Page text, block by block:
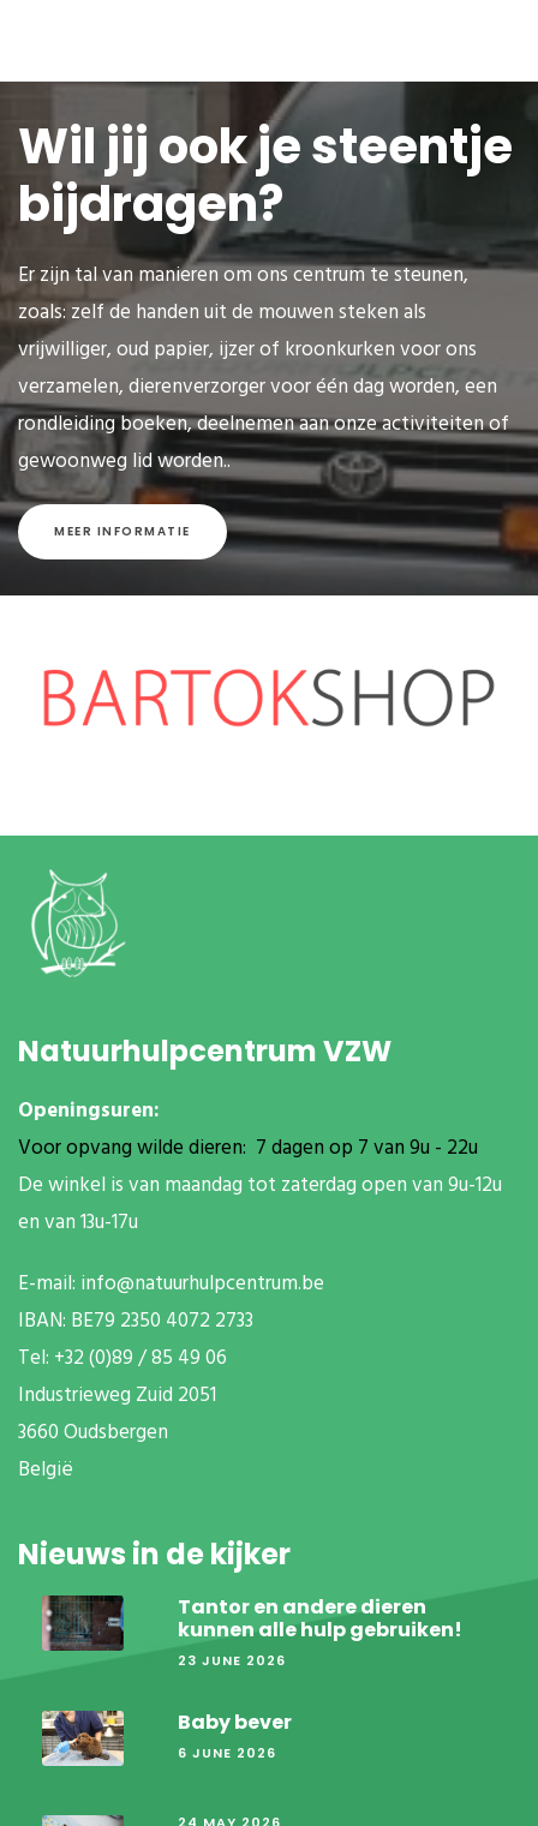
Wil jij ook je steentje
bijdragen?
Er zijn tal van manieren om ons centrum te steunen,
zoals: zelf de handen uit de mouwen steken als
vrijwilliger, oud papier, ijzer of kroonkurken voor ons
verzamelen, dierenverzorger voor één dag worden, een
rondleiding boeken, deelnemen aan onze activiteiten of
gewoonweg lid worden..
MEER INFORMATIE
Natuurhulpcentrum VZW
Openingsuren:
Voor opvang wilde dieren: 7 dagen op 7 van 9u - 22u
De winkel is van maandag tot zaterdag open van 9u-12u
en van 13u-17u
E-mail: info@natuurhulpcentrum.be
IBAN: BE79 2350 4072 2733
Tel: +32 (0)89 / 85 49 06
Industrieweg Zuid 2051
3660 Oudsbergen
België
Nieuws in de kijker
Tantor en andere dieren
kunnen alle hulp gebruiken!
23 JUNE 2026
Baby bever
6 JUNE 2026